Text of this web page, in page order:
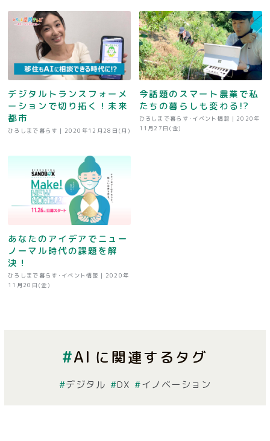
デジタルトランスフォーメ
ーションで切り拓く！未来
都市
ひろしまで暮らす | 2020年12月28日(月)
今話題のスマート農業で私
たちの暮らしも変わる!?
ひろしまで暮らす･イベント情報 | 2020年
11月27日(金)
あなたのアイデアでニュー
ノーマル時代の課題を解
決！
ひろしまで暮らす･イベント情報 | 2020年
11月20日(金)
AI に関連するタグ
デジタル DX イノベーション